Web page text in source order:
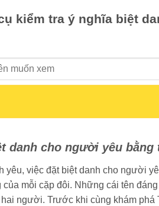
kiểm tra ý nghĩa biệt
danh cho người yêu bằng
yêu, việc đặt biệt danh cho người
của mỗi cặp đôi. Những cái tên
người. Trước khi cùng khám phá